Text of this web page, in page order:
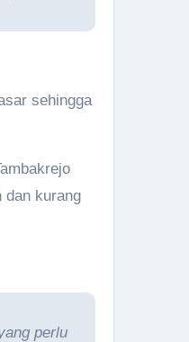
sehingga
dan kurang
perlu